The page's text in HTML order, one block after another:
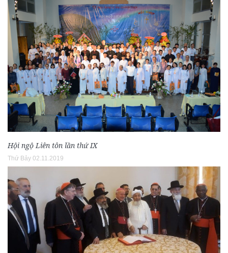
Hội ngộ Liên tôn lần thứ IX
Thứ Bảy 02.11.2019